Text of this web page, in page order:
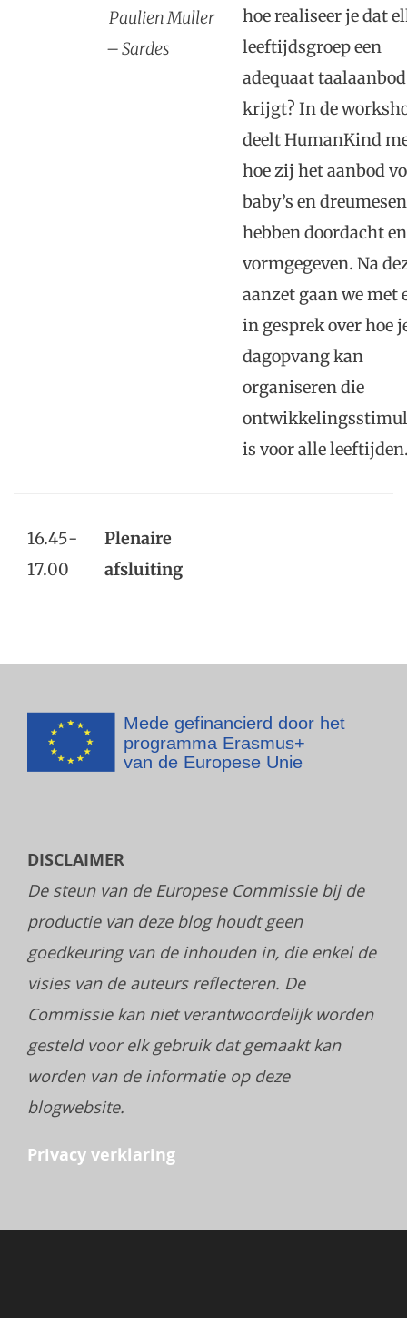
Paulien Muller
– Sardes
hoe realiseer je dat
leeftijdsgroep een
adequaat taalaanbod
krijgt? In de
deelt HumanKind
hoe zij het aanbod
baby’s en dreumesen
hebben doordacht en
vormgegeven. Na
aanzet gaan we met
in gesprek over hoe
dagopvang kan
organiseren die
is voor alle
16.45-
17.00
Plenaire
afsluiting
DISCLAIMER
De steun van de Europese Commissie bij de
productie van deze blog houdt geen
goedkeuring van de inhouden in, die enkel de
visies van de auteurs reflecteren. De
Commissie kan niet verantwoordelijk worden
gesteld voor elk gebruik dat gemaakt kan
worden van de informatie op deze
blogwebsite.
Privacy verklaring